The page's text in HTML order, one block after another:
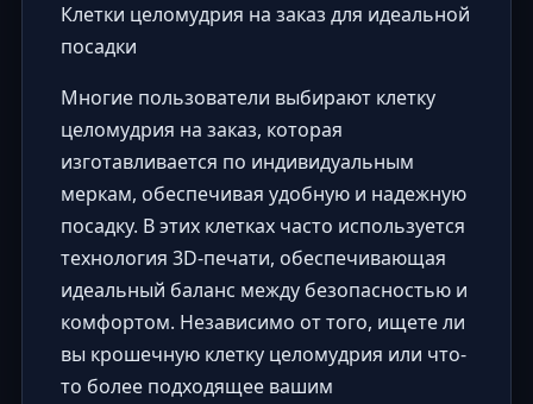
Клетки целомудрия на заказ для идеальной
посадки
Многие пользователи выбирают клетку
целомудрия на заказ, которая
изготавливается по индивидуальным
меркам, обеспечивая удобную и надежную
посадку. В этих клетках часто используется
технология 3D-печати, обеспечивающая
идеальный баланс между безопасностью и
комфортом. Независимо от того, ищете ли
вы крошечную клетку целомудрия или что-
то более подходящее вашим